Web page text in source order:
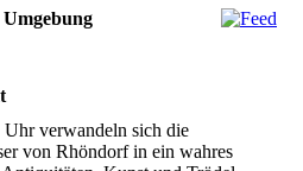
verwandeln sich die
von Rhöndorf in ein wahres